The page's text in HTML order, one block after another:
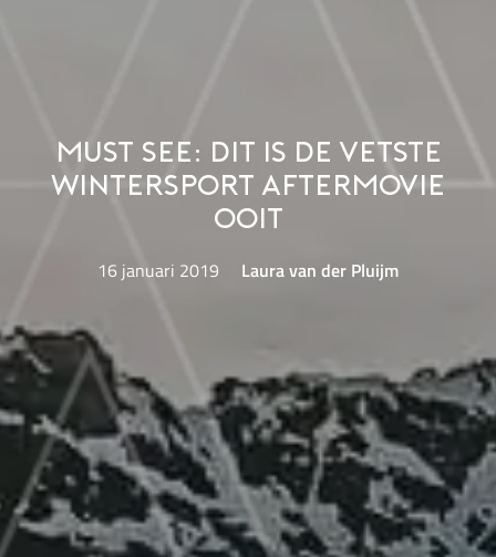
Must See: Dit is de vetste
wintersport aftermovie
ooit
16 januari 2019 Laura van der Pluijm